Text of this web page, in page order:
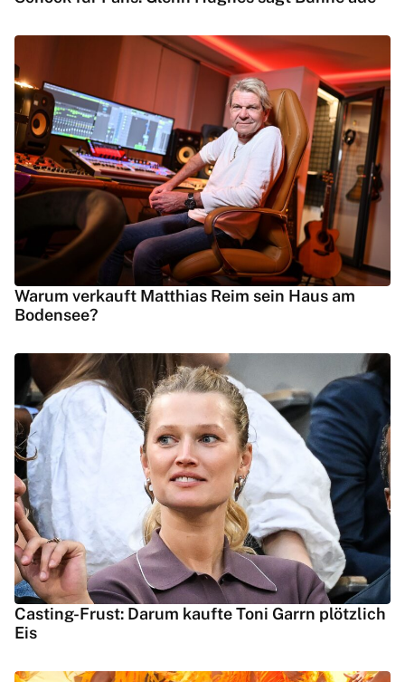
Warum verkauft Matthias Reim sein Haus am
Bodensee?
Casting-Frust: Darum kaufte Toni Garrn plötzlich
Eis